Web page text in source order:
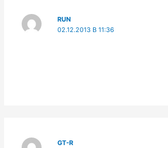
RUN
02.12.2013 В 11:36
GT-R